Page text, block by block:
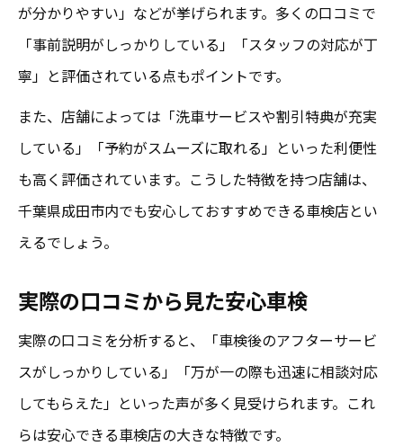
が分かりやすい」などが挙げられます。多くの口コミで
「事前説明がしっかりしている」「スタッフの対応が丁
寧」と評価されている点もポイントです。
また、店舗によっては「洗車サービスや割引特典が充実
している」「予約がスムーズに取れる」といった利便性
も高く評価されています。こうした特徴を持つ店舗は、
千葉県成田市内でも安心しておすすめできる車検店とい
えるでしょう。
実際の口コミから見た安心車検
実際の口コミを分析すると、「車検後のアフターサービ
スがしっかりしている」「万が一の際も迅速に相談対応
してもらえた」といった声が多く見受けられます。これ
らは安心できる車検店の大きな特徴です。